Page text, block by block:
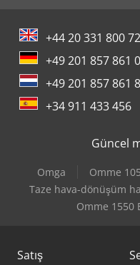
+44 20 331 800 72
+49 201 857 861 0
+49 201 857 861
+34 911 433 456
Güncel
Omga Omme
Taze hava-dönüşüm
Omme 1550
Satış